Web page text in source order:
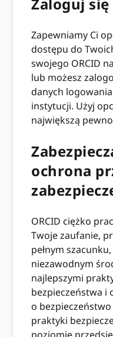
Zapewniamy Ci
dostępu do
swojego ORCID
lub możesz
danych
instytucji. Użyj
największą
ochrona
ORCID ciężko
Twoje zaufanie,
pełnym
niezawodnym
najlepszymi
bezpieczeństwa i
o
praktyki